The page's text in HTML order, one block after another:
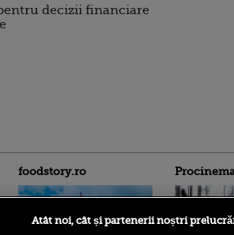
decizii financiare
foodstory.ro
Atât noi, cât și partenerii noștri